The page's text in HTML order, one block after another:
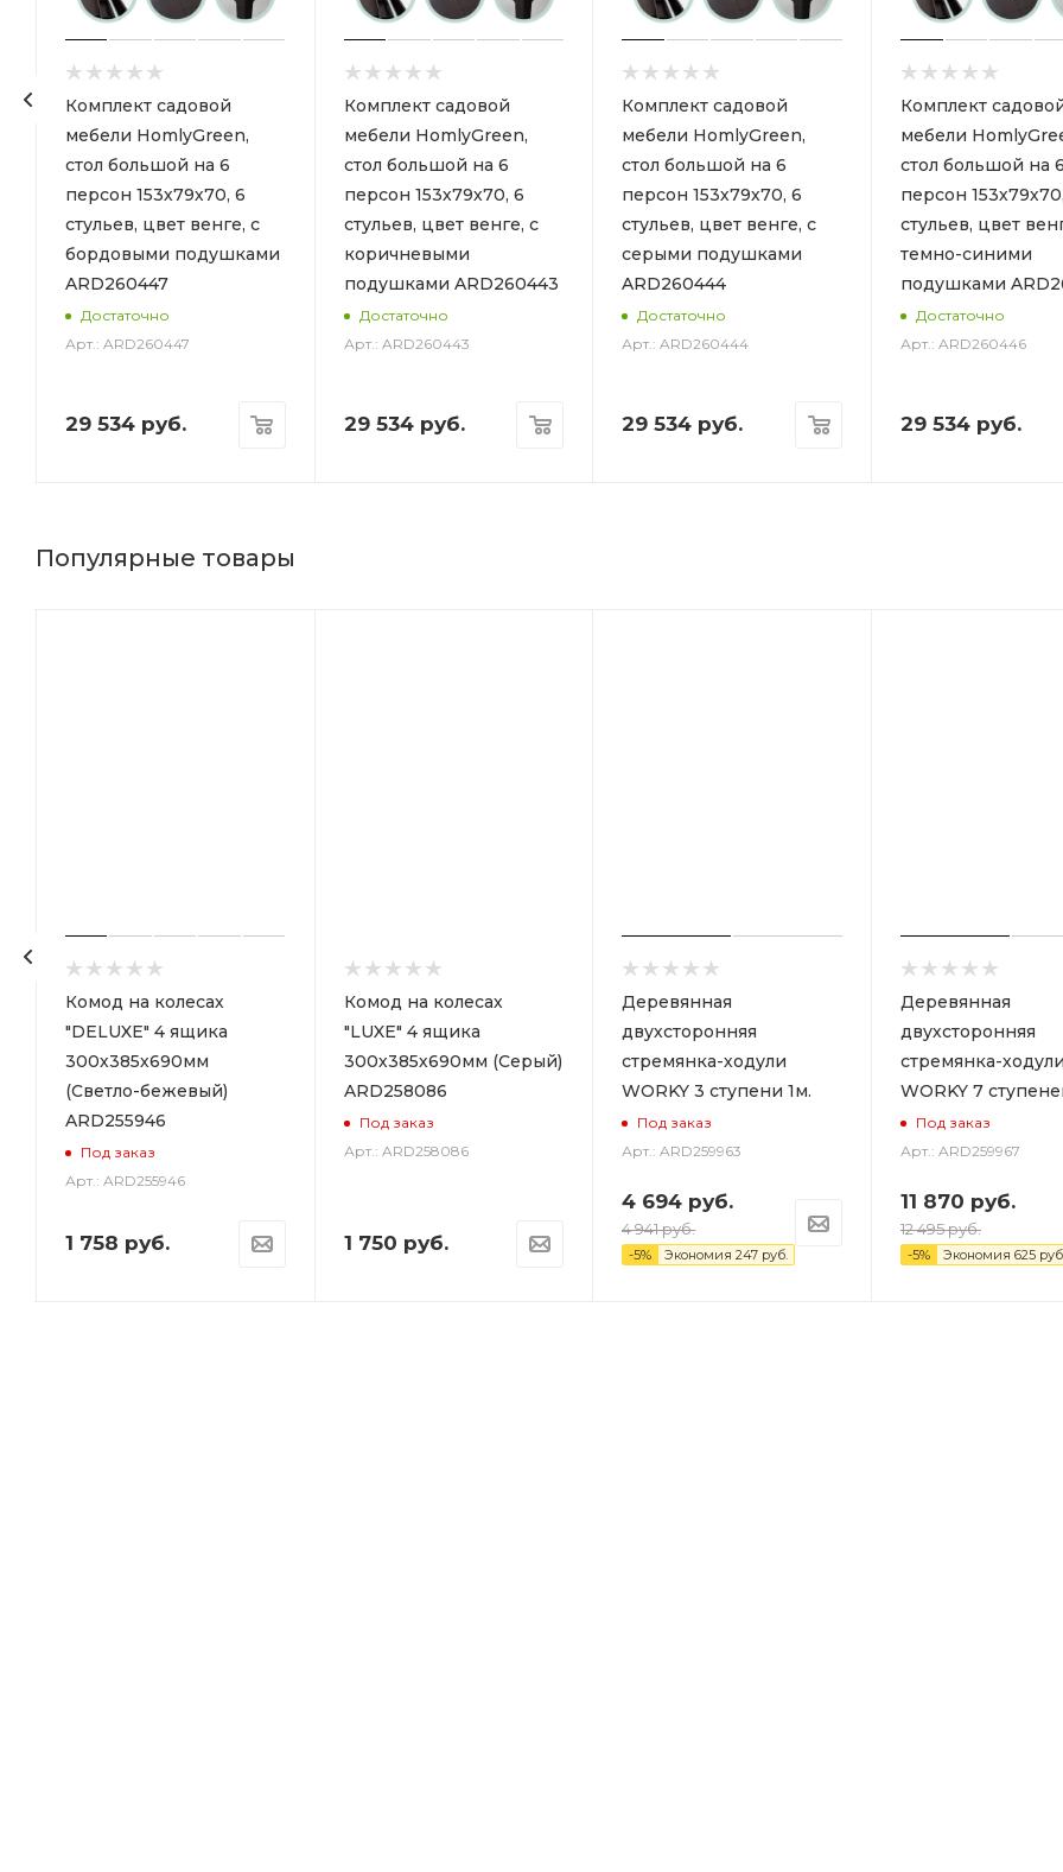
Комплект садовой
мебели HomlyGreen,
стол большой на 6
персон 153х79х70, 6
стульев, цвет венге, с
бордовыми подушками
ARD260447
Достаточно
Арт.: ARD260447
29 534руб.
Комплект садовой
мебели HomlyGreen,
стол большой на 6
персон 153х79х70, 6
стульев, цвет венге, с
коричневыми
подушками ARD260443
Достаточно
Арт.: ARD260443
29 534руб.
Комплект садовой
мебели HomlyGreen,
стол большой на 6
персон 153х79х70, 6
стульев, цвет венге, с
серыми подушками
ARD260444
Достаточно
Арт.: ARD260444
29 534 руб.
Комплект
мебели
стол большой на 6
персон
стульев, цвет
темно-синими
подушками
Достаточно
Арт.: ARD260446
29 534 руб.
Популярные товары
Комод на колесах
"DELUXE" 4 ящика
300х385х690мм
(Светло-бежевый)
ARD255946
Под заказ
Арт.: ARD255946
1 758 руб.
Комод на колесах
"LUXE" 4 ящика
300х385х690мм (Серый)
ARD258086
Под заказ
Арт.: ARD258086
1 750 руб.
Деревянная
двухсторонняя
стремянка-ходули
WORKY 3 ступени 1м.
Под заказ
Арт.: ARD259963
4 694 руб.
4 941руб.
-5% Экономия 247 руб.
Деревянная
двухсторонняя
стремянка-ходули
WORKY 7
Под заказ
Арт.: ARD259967
11 870 руб.
12 495руб.
-5% Экономия 625